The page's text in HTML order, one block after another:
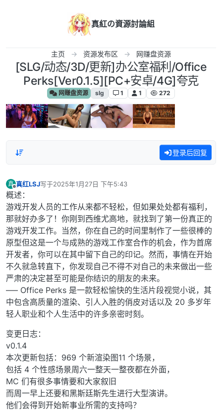
真紅の資源討論組
主页 资源发布区 网赚盘资源
[SLG/动态/3D/更新]办公室福利/Office
Perks[Ver0.1.5][PC+安卓/4G]夸克
网赚盘资源 slg 1 1 272
登录后回复
真
离线
真红LSJ写于2025年1月27日 下午5:43
最后由 编辑
概述：
游戏开发人员的工作从来都不轻松，但如果处处都有福利，
那就好办多了！你刚到西维尤高地，就找到了第一份真正的
游戏开发工作。当然，你在自己的时间里制作了一些很棒的
原型但这是一个与成熟的游戏工作室合作的机会，作为首席
开发者，你可以在其中留下自己的印记。然而，事情在开始
不久就急转直下，你发现自己不得不对自己的未来做出一些
严肃的决定甚至可能是你结识的朋友的未来。
—– Office Perks 是一款轻松愉快的生活片段视觉小说，其
中包含高质量的渲染、引人入胜的俏皮对话以及 20 多岁年
轻人职业和个人生活中的许多亲密时刻。
变更日志：
v0.1.4
本次更新包括：969 个新渲染图11 个场景，
包括 4 个性感场景周六一整天一整夜都在外面，
MC 们有很多事情要和大家叙旧
而周一早上还要和黑斯廷斯先生进行大型演讲。
他们会得到开始新事业所需的支持吗？